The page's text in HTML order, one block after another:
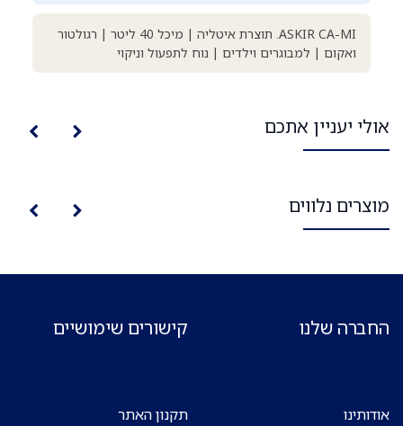
ASKIR CA-MI. תוצרת איטליה | מיכל 40 ליטר | רגולטור
ואקום | למבוגרים וילדים | נוח לתפעול וניקוי
אולי יעניין אתכם
מוצרים נלווים
החברה שלנו
אודותינו
קישורים שימושיים
תקנון האתר